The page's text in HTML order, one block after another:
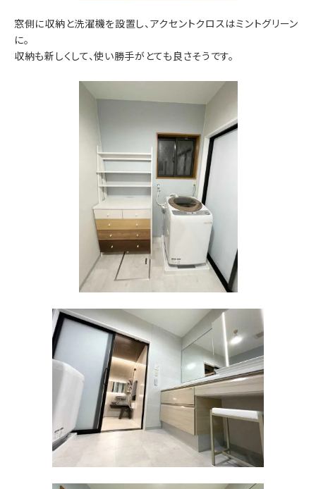
窓側に収納と洗濯機を設置し、アクセントクロスはミントグリーン
に。
収納も新しくして、使い勝手がとても良さそうです。